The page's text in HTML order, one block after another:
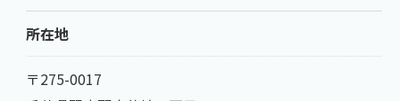
所在地
〒275-0017